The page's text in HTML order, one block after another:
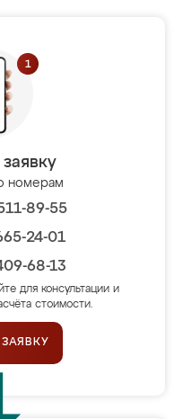
номерам
89-55
24-01
68-13
для консультации и
стоимости.